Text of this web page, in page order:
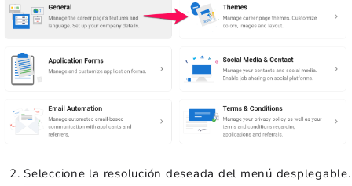
Seleccione la resolución deseada del menú desplegable.